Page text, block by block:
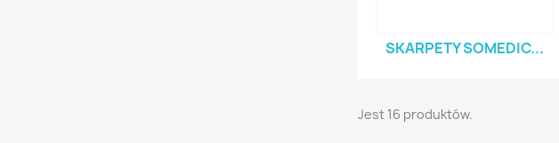
SKARPETY SOMEDIC...
Jest 16 produktów.